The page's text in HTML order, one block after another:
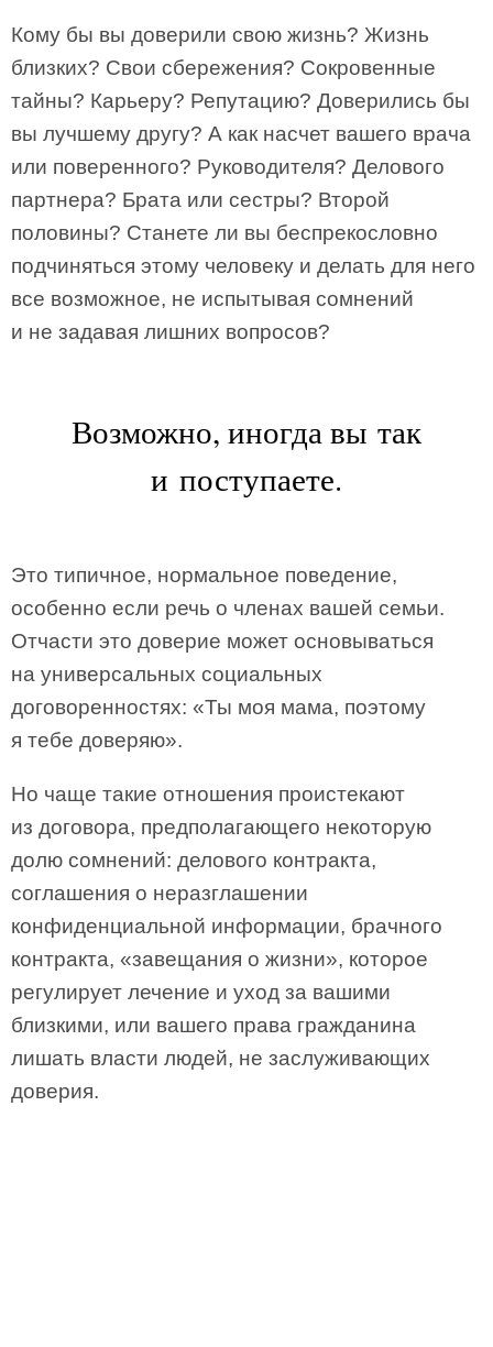
Кому бы вы доверили свою жизнь? Жизнь
близких? Свои сбережения? Сокровенные
тайны? Карьеру? Репутацию? Доверились бы
вы лучшему другу? А как насчет вашего врача
или поверенного? Руководителя? Делового
партнера? Брата или сестры? Второй
половины? Станете ли вы беспрекословно
подчиняться этому человеку и делать для него
все возможное, не испытывая сомнений
и не задавая лишних вопросов?
Возможно, иногда вы так
и поступаете.
Это типичное, нормальное поведение,
особенно если речь о членах вашей семьи.
Отчасти это доверие может основываться
на универсальных социальных
договоренностях: «Ты моя мама, поэтому
я тебе доверяю».
Но чаще такие отношения проистекают
из договора, предполагающего некоторую
долю сомнений: делового контракта,
соглашения о неразглашении
конфиденциальной информации, брачного
контракта, «завещания о жизни», которое
регулирует лечение и уход за вашими
близкими, или вашего права гражданина
лишать власти людей, не заслуживающих
доверия.